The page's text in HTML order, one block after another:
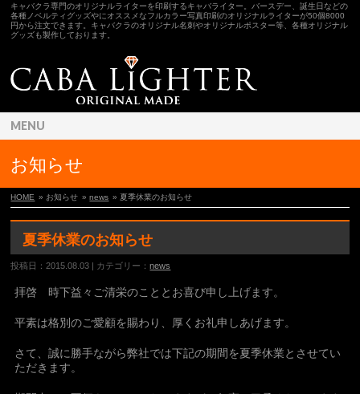
キャバクラ専門のオリジナルライターを印刷するキャバライター。バースデー、誕生日などの
各種ノベルティグッズやにオススメなフルカラー写真印刷のオリジナルライターが50個8000
円から注文できます。キャバクラのオリジナル名刺やオリジナルポスター等、各種オリジナル
グッズも製作しております。
MENU
お知らせ
HOME » お知らせ »news » 夏季休業のお知らせ
夏季休業のお知らせ
投稿日：2015.08.03 | カテゴリー：news
拝啓 時下益々ご清栄のこととお喜び申し上げます。
平素は格別のご愛顧を賜わり、厚くお礼申しあげます。
さて、誠に勝手ながら弊社では下記の期間を夏季休業とさせてい
ただきます。